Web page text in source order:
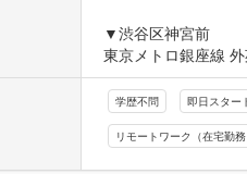
▼渋谷区神宮前
東京メトロ銀座線
学歴不問 即日スター
リモートワーク（在宅勤